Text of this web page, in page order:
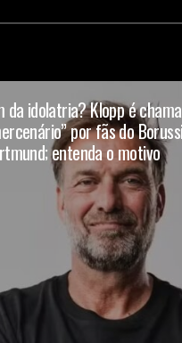
da idolatria? Klopp é
por fãs do
entenda o motivo